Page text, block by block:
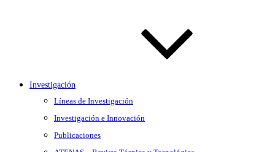
Investigación
Líneas de Investigación
Investigación e Innovación
Publicaciones